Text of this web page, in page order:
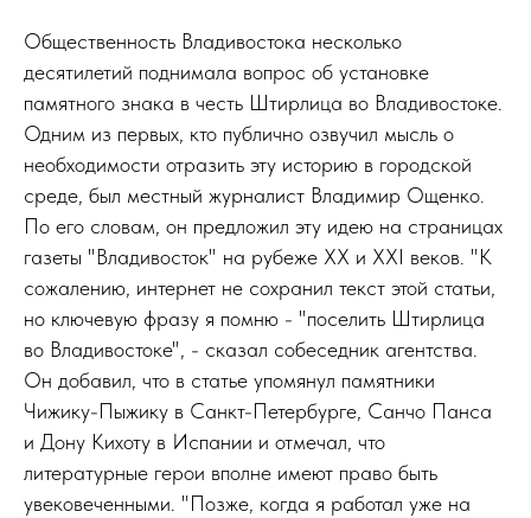
Общественность Владивостока несколько
десятилетий поднимала вопрос об установке
памятного знака в честь Штирлица во Владивостоке.
Одним из первых, кто публично озвучил мысль о
необходимости отразить эту историю в городской
среде, был местный журналист Владимир Ощенко.
По его словам, он предложил эту идею на страницах
газеты "Владивосток" на рубеже XX и XXI веков. "К
сожалению, интернет не сохранил текст этой статьи,
но ключевую фразу я помню - "поселить Штирлица
во Владивостоке", - сказал собеседник агентства.
Он добавил, что в статье упомянул памятники
Чижику-Пыжику в Санкт-Петербурге, Санчо Панса
и Дону Кихоту в Испании и отмечал, что
литературные герои вполне имеют право быть
увековеченными. "Позже, когда я работал уже на